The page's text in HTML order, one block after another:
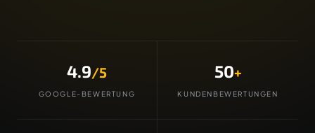
4.9/5
GOOGLE-BEWERTUNG
50+
KUNDENBEWERTUNGEN